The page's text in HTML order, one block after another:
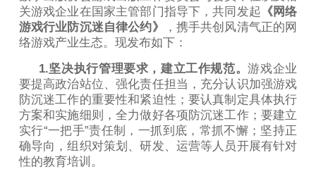
关游戏企业在国家主管部门指导下，共同发起 《网络
游戏行业防沉迷自律公约》
，携手共创风清气正的网
络游戏产业生态。现发布如下：
1.坚决执行管理要求，建立工作规范。游戏企业
要提高政治站位、强化责任担当，充分认识加强游戏
防沉迷工作的重要性和紧迫性；要认真制定具体执行
方案和实施细则，全力做好各项防沉迷工作；要建立
实行“一把手”责任制，一抓到底，常抓不懈；坚持正
确导向，组织对策划、研发、运营等人员开展有针对
性的教育培训。